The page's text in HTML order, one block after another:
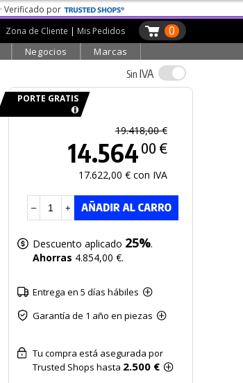
· Verificado por
0
Zona de Cliente | Mis Pedidos
Negocios Marcas
Sin IVA
PORTE GRATIS
19.418,00 €
14.564 00 €
17.622,00 € con IVA
– +
Descuento aplicado 25%.
Ahorras 4.854,00 €.
Entrega en 5 días hábiles
Garantía de 1 año en piezas
Tu compra está asegurada por
Trusted Shops hasta 2.500 €